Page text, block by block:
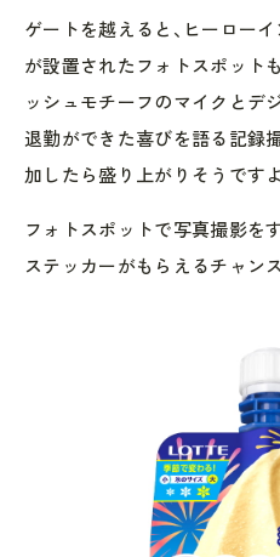
ゲートを越えると、ヒーロー
が設置されたフォトスポット
ッシュモチーフのマイクとデ
退勤ができた喜びを語る記録
加したら盛り上がりそうですよ
フォトスポットで写真撮影を
ステッカーがもらえるチャン